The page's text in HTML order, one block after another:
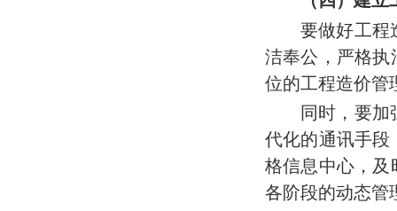
要做好工程
洁奉公，严格执
位的工程造价管
同时，要
代化的通讯手段
格信息中心，及
各阶段的动态管